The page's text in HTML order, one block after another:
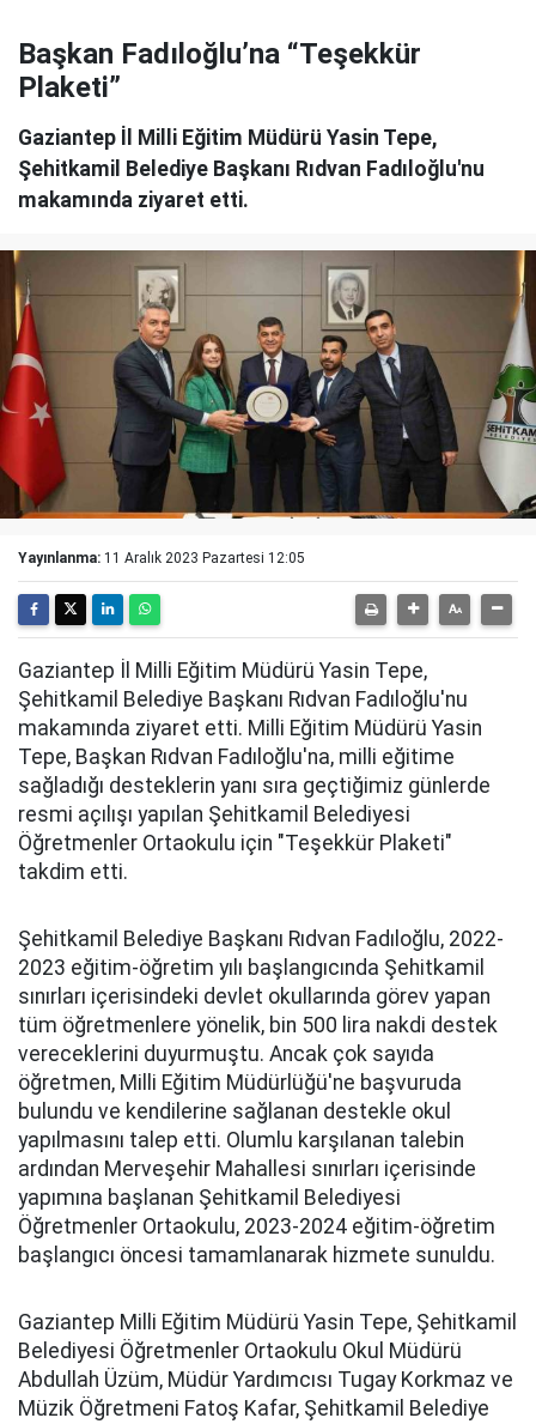
Başkan Fadıloğlu’na “Teşekkür
Plaketi”
Gaziantep İl Milli Eğitim Müdürü Yasin Tepe,
Şehitkamil Belediye Başkanı Rıdvan Fadıloğlu'nu
makamında ziyaret etti.
Yayınlanma: 11 Aralık 2023 Pazartesi 12:05
Gaziantep İl Milli Eğitim Müdürü Yasin Tepe,
Şehitkamil Belediye Başkanı Rıdvan Fadıloğlu'nu
makamında ziyaret etti. Milli Eğitim Müdürü Yasin
Tepe, Başkan Rıdvan Fadıloğlu'na, milli eğitime
sağladığı desteklerin yanı sıra geçtiğimiz günlerde
resmi açılışı yapılan Şehitkamil Belediyesi
Öğretmenler Ortaokulu için "Teşekkür Plaketi"
takdim etti.
Şehitkamil Belediye Başkanı Rıdvan Fadıloğlu, 2022-
2023 eğitim-öğretim yılı başlangıcında Şehitkamil
sınırları içerisindeki devlet okullarında görev yapan
tüm öğretmenlere yönelik, bin 500 lira nakdi destek
vereceklerini duyurmuştu. Ancak çok sayıda
öğretmen, Milli Eğitim Müdürlüğü'ne başvuruda
bulundu ve kendilerine sağlanan destekle okul
yapılmasını talep etti. Olumlu karşılanan talebin
ardından Merveşehir Mahallesi sınırları içerisinde
yapımına başlanan Şehitkamil Belediyesi
Öğretmenler Ortaokulu, 2023-2024 eğitim-öğretim
başlangıcı öncesi tamamlanarak hizmete sunuldu.
Gaziantep Milli Eğitim Müdürü Yasin Tepe, Şehitkamil
Belediyesi Öğretmenler Ortaokulu Okul Müdürü
Abdullah Üzüm, Müdür Yardımcısı Tugay Korkmaz ve
Müzik Öğretmeni Fatoş Kafar, Şehitkamil Belediye